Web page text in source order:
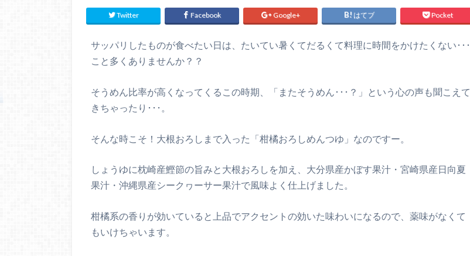
Twitter Facebook Google+ はてブ Pocket
サッパリしたものが食べたい日は、たいてい暑くてだるくて料理に時間をかけたくない･･･
こと多くありませんか？？
そうめん比率が高くなってくるこの時期、「またそうめん･･･？」という心の声も聞こえて
きちゃったり･･･。
そんな時こそ！大根おろしまで入った「柑橘おろしめんつゆ」なのですー。
しょうゆに枕崎産鰹節の旨みと大根おろしを加え、大分県産かぼす果汁・宮崎県産日向夏
果汁・沖縄県産シークヮーサー果汁で風味よく仕上げました。
柑橘系の香りが効いていると上品でアクセントの効いた味わいになるので、薬味がなくて
もいけちゃいます。